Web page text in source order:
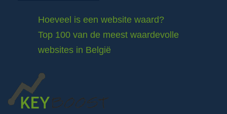
Hoeveel is een website waard?
Top 100 van de meest waardevolle
websites in België